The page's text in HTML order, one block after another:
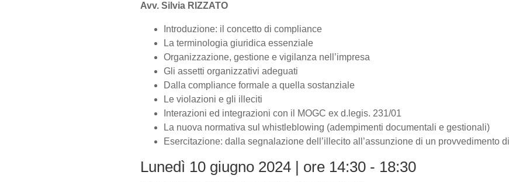
Avv. Silvia RIZZATO
Introduzione: il concetto di compliance
La terminologia giuridica essenziale
Organizzazione, gestione e vigilanza nell’impresa
Gli assetti organizzativi adeguati
Dalla compliance formale a quella sostanziale
Le violazioni e gli illeciti
Interazioni ed integrazioni con il MOGC ex d.legis. 231/01
La nuova normativa sul whistleblowing (adempimenti documentali e gestionali)
Esercitazione: dalla segnalazione dell’illecito all’assunzione di un provvedimento
Lunedì 10 giugno 2024 | ore 14:30 - 18:30